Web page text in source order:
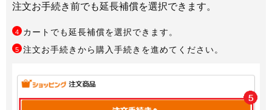
注文お手続き前でも延長補償を選択できます。
4 カートでも延長補償を選択できます。
5 注文お手続きから購入手続きを進めてください。